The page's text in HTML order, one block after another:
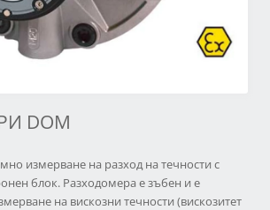
DOM
измерване на разход на течности с
блок. Разходомера е зъбен и е
на вискозни течности (вискозитет